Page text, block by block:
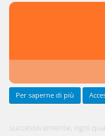
successivamente, ogni
Per saperne di più